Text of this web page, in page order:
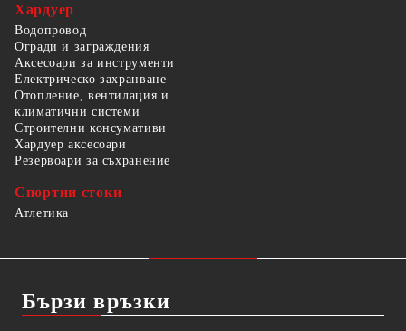
Хардуер
Водопровод
Огради и заграждения
Аксесоари за инструменти
Електрическо захранване
Отопление, вентилация и
климатични системи
Строителни консумативи
Хардуер аксесоари
Резервоари за съхранение
Спортни стоки
Атлетика
Бързи връзки